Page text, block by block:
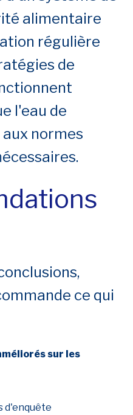
alimentaire
régulière
de
l'eau de
normes
ce qui
sur les
d'enquête